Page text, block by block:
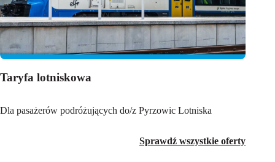
Taryfa lotniskowa
Dla pasażerów podróżujących do/z Pyrzowic Lotniska
Sprawdź wszystkie oferty